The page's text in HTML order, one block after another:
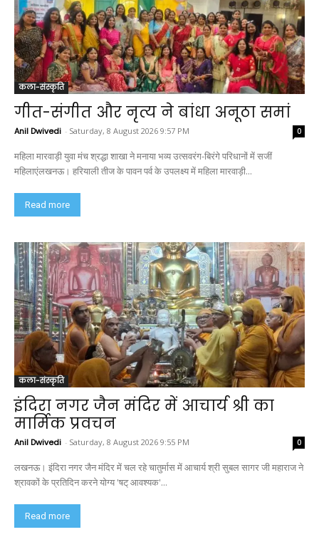
कला-संस्कृति
गीत-संगीत और नृत्य ने बांधा अनूठा समां
Anil Dwivedi - Saturday, 8 August 2026 9:57 PM 0
महिला मारवाड़ी युवा मंच श्रद्धा शाखा ने मनाया भव्य उत्सवरंग-बिरंगे परिधानों में सजीं
महिलाएंलखनऊ। हरियाली तीज के पावन पर्व के उपलक्ष्य में महिला मारवाड़ी...
Read more
कला-संस्कृति
इंदिरा नगर जैन मंदिर में आचार्य श्री का
मार्मिक प्रवचन
Anil Dwivedi - Saturday, 8 August 2026 9:55 PM 0
लखनऊ। इंदिरा नगर जैन मंदिर में चल रहे चातुर्मास में आचार्य श्री सुबल सागर जी महाराज ने
श्रावकों के प्रतिदिन करने योग्य 'षट् आवश्यक'...
Read more